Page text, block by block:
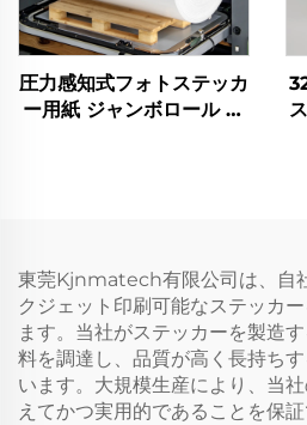
圧力感知式フォトステッカ
ー用紙 ジャンボロール 自
東莞Kjnmatech有限公司は、自
クジェット印刷可能なステッカ
ます。当社がステッカーを製造
料を調達し、品質が高く長持ち
います。大規模生産により、当
えてかつ実用的であることを保